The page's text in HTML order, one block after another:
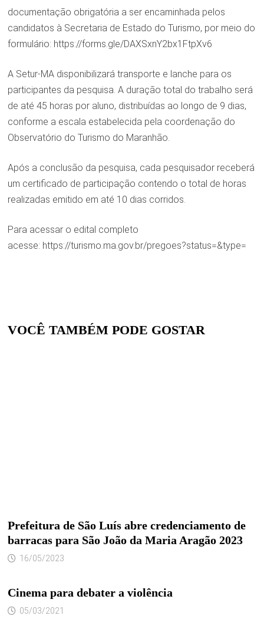
documentação obrigatória a ser encaminhada pelos
candidatos à Secretaria de Estado do Turismo, por meio do
formulário: https://forms.gle/DAXSxnY2bx1FtpXv6
A Setur-MA disponibilizará transporte e lanche para os
participantes da pesquisa. A duração total do trabalho será
de até 45 horas por aluno, distribuídas ao longo de 9 dias,
conforme a escala estabelecida pela coordenação do
Observatório do Turismo do Maranhão.
Após a conclusão da pesquisa, cada pesquisador receberá
um certificado de participação contendo o total de horas
realizadas emitido em até 10 dias corridos.
Para acessar o edital completo
acesse: https://turismo.ma.gov.br/pregoes?status=&type=
VOCÊ TAMBÉM PODE GOSTAR
Prefeitura de São Luís abre credenciamento de
barracas para São João da Maria Aragão 2023
16/05/2023
Cinema para debater a violência
05/03/2021